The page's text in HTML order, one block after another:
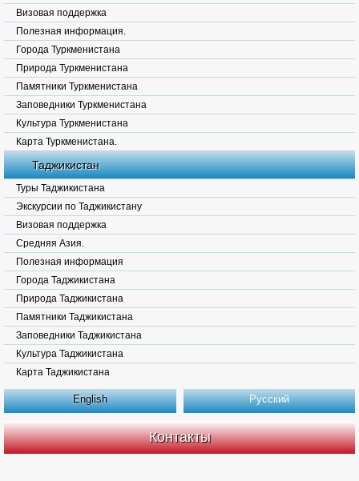
Визовая поддержка
Полезная информация.
Города Туркменистана
Природа Туркменистана
Памятники Туркменистана
Заповедники Туркменистана
Культура Туркменистана
Карта Туркменистана.
Таджикистан
Туры Таджикистана
Экскурсии по Таджикистану
Визовая поддержка
Средняя Азия.
Полезная информация
Города Таджикистана
Природа Таджикистана
Памятники Таджикистана
Заповедники Таджикистана
Культура Таджикистана
Карта Таджикистана
English Русский
Контакты